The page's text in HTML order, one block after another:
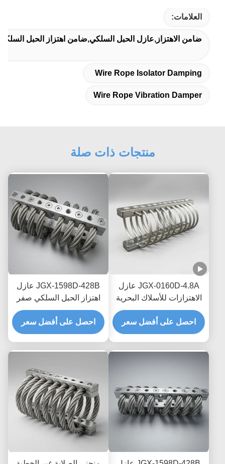
العلامات:
ضامن الاهتزاز,عازل الحبل السلكي,ضامن اهتزاز الحبل السلكي
Wire Rope Isolator Damping
Wire Rope Vibration Damper
منتجات ذات صلة
JGX-0160D-4.8A عازل
الاهتزازات للأسلاك البحرية
البحرية الخالية من الصيانة
احصل على أفضل سعر
JGX-1598D-428B عازل
اهتزاز الحبل السلكي صفر
الزحف التخفيف الاحتكاك
الخالي من الزيت لحماية
النقل البحري العابر
احصل على أفضل سعر